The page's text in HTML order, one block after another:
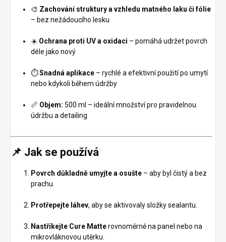
🎨 Zachování struktury a vzhledu matného laku či fólie
– bez nežádoucího lesku
☀️ Ochrana proti UV a oxidaci – pomáhá udržet povrch
déle jako nový
⏱️Snadná aplikace – rychlé a efektivní použití po umytí
nebo kdykoli během údržby
📏 Objem: 500 ml – ideální množství pro pravidelnou
údržbu a detailing
📌 Jak se používá
Povrch důkladně umyjte a osušte – aby byl čistý a bez
prachu.
Protřepejte láhev, aby se aktivovaly složky sealantu.
Nastříkejte Cure Matterovnoměrně na panel nebo na
mikrovláknovou utěrku.